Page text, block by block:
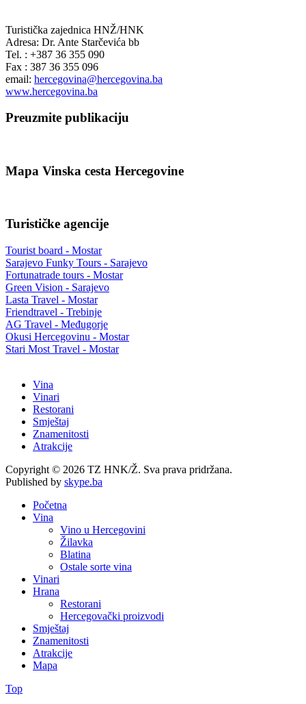
Turistička zajednica HNŽ/HNK
Adresa: Dr. Ante Starčevića bb
Tel. : +387 36 355 090
Fax : 387 36 355 096
email: hercegovina@hercegovina.ba
www.hercegovina.ba
Preuzmite publikaciju
Mapa Vinska cesta Hercegovine
Turističke agencije
Tourist board - Mostar
Sarajevo Funky Tours - Sarajevo
Fortunatrade tours - Mostar
Green Vision - Sarajevo
Lasta Travel - Mostar
Friendtravel - Trebinje
AG Travel - Međugorje
Okusi Hercegovinu - Mostar
Stari Most Travel - Mostar
Vina
Vinari
Restorani
Smještaj
Znamenitosti
Atrakcije
Copyright © 2026 TZ HNK/Ž. Sva prava pridržana.
Published by skype.ba
Početna
Vina
Vino u Hercegovini
Žilavka
Blatina
Ostale sorte vina
Vinari
Hrana
Restorani
Hercegovački proizvodi
Smještaj
Znamenitosti
Atrakcije
Mapa
Top